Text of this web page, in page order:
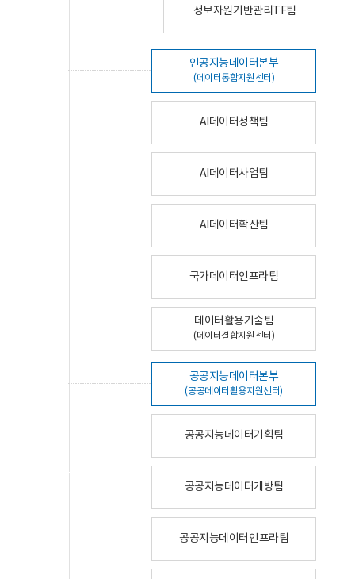
정보자원기반관리TF팀
인공지능데이터본부
(데이터통합지원센터)
AI데이터정책팀
AI데이터사업팀
AI데이터확산팀
국가데이터인프라팀
데이터활용기술팀
(데이터결합지원센터)
공공지능데이터본부
(공공데이터활용지원센터)
공공지능데이터기획팀
공공지능데이터개방팀
공공지능데이터인프라팀